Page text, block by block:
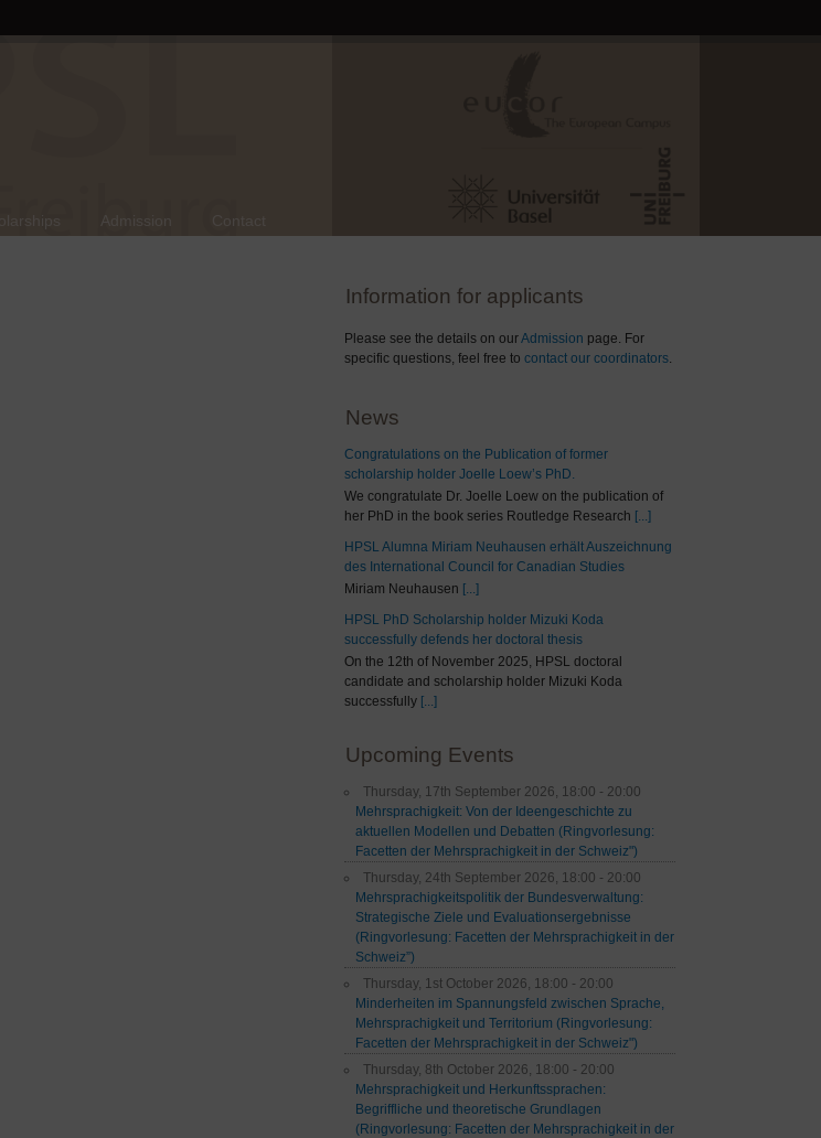
Information for applicants
Please see the details on ourAdmission page. For
specific questions, feel free to contact our coordinators.
News
Congratulations on the Publication of former
scholarship holder Joelle Loew’s PhD.
We congratulate Dr. Joelle Loew on the publication of
her PhD in the book series Routledge Research [...]
HPSL Alumna Miriam Neuhausen erhält Auszeichnung
des International Council for Canadian Studies
Miriam Neuhausen [...]
HPSL PhD Scholarship holder Mizuki Koda
successfully defends her doctoral thesis
On the 12th of November 2025, HPSL doctoral
candidate and scholarship holder Mizuki Koda
successfully [...]
Upcoming Events
Thursday, 17th September 2026, 18:00 - 20:00
Mehrsprachigkeit: Von der Ideengeschichte zu
aktuellen Modellen und Debatten (Ringvorlesung:
Facetten der Mehrsprachigkeit in der Schweiz")
Thursday, 24th September 2026, 18:00 - 20:00
Mehrsprachigkeitspolitik der Bundesverwaltung:
Strategische Ziele und Evaluationsergebnisse
(Ringvorlesung: Facetten der Mehrsprachigkeit in der
Schweiz”)
Thursday, 1st October 2026, 18:00 - 20:00
Minderheiten im Spannungsfeld zwischen Sprache,
Mehrsprachigkeit und Territorium (Ringvorlesung:
Facetten der Mehrsprachigkeit in der Schweiz")
Thursday, 8th October 2026, 18:00 - 20:00
Mehrsprachigkeit und Herkunftssprachen:
Begriffliche und theoretische Grundlagen
(Ringvorlesung: Facetten der Mehrsprachigkeit in der